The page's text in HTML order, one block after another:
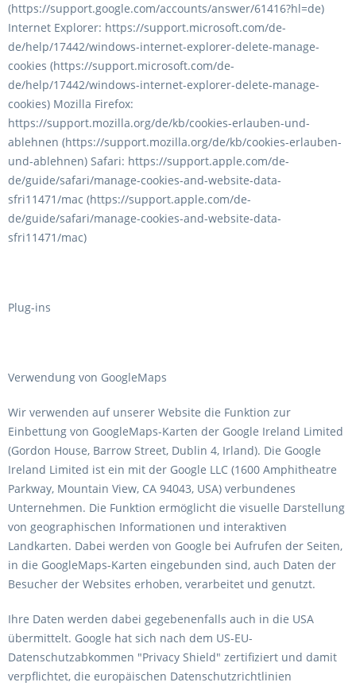
(https://support.google.com/accounts/answer/61416?hl=de)
Internet Explorer: https://support.microsoft.com/de-
de/help/17442/windows-internet-explorer-delete-manage-
cookies (https://support.microsoft.com/de-
de/help/17442/windows-internet-explorer-delete-manage-
cookies) Mozilla Firefox:
https://support.mozilla.org/de/kb/cookies-erlauben-und-
ablehnen (https://support.mozilla.org/de/kb/cookies-erlauben-
und-ablehnen) Safari: https://support.apple.com/de-
de/guide/safari/manage-cookies-and-website-data-
sfri11471/mac (https://support.apple.com/de-
de/guide/safari/manage-cookies-and-website-data-
sfri11471/mac)
Plug-ins
Verwendung von GoogleMaps
Wir verwenden auf unserer Website die Funktion zur
Einbettung von GoogleMaps-Karten der Google Ireland Limited
(Gordon House, Barrow Street, Dublin 4, Irland). Die Google
Ireland Limited ist ein mit der Google LLC (1600 Amphitheatre
Parkway, Mountain View, CA 94043, USA) verbundenes
Unternehmen. Die Funktion ermöglicht die visuelle Darstellung
von geographischen Informationen und interaktiven
Landkarten. Dabei werden von Google bei Aufrufen der Seiten,
in die GoogleMaps-Karten eingebunden sind, auch Daten der
Besucher der Websites erhoben, verarbeitet und genutzt.
Ihre Daten werden dabei gegebenenfalls auch in die USA
übermittelt. Google hat sich nach dem US-EU-
Datenschutzabkommen "Privacy Shield" zertifiziert und damit
verpflichtet, die europäischen Datenschutzrichtlinien